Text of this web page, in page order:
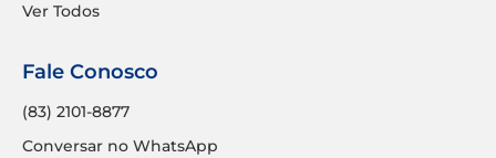
Ver Todos
Fale Conosco
(83) 2101-8877
Conversar no WhatsApp